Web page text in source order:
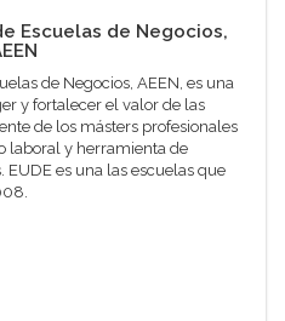
Escuelas de Negocios,
de Negocios, AEEN, es una
y fortalecer el valor de las
de los másters profesionales
laboral y herramienta de
es una las escuelas que